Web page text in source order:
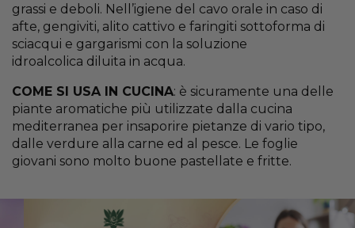
grassi e deboli. Nell’igiene del cavo orale in caso di
afte, gengiviti, alito cattivo e faringiti sottoforma di
sciacqui e gargarismi con la soluzione
idroalcolica diluita in acqua.
COME SI USA IN CUCINA: è sicuramente una delle
piante aromatiche più utilizzate dalla cucina
mediterranea per insaporire pietanze di vario tipo,
dalle verdure alla carne ed al pesce. Le foglie
giovani sono molto buone pastellate e fritte.